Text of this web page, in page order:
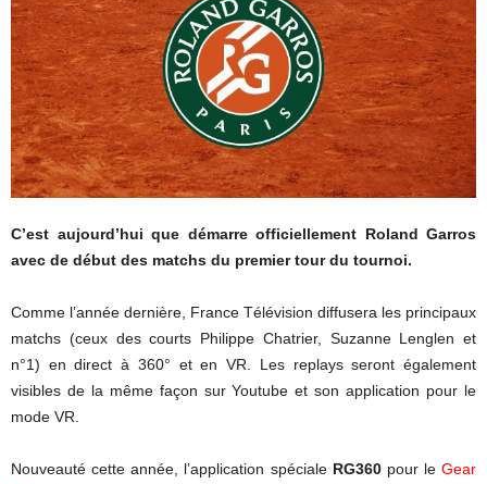
C’est aujourd’hui que démarre officiellement Roland Garros
avec de début des matchs du premier tour du tournoi.
Comme l’année dernière, France Télévision diffusera les principaux
matchs (ceux des courts Philippe Chatrier, Suzanne Lenglen et
n°1) en direct à 360° et en VR. Les replays seront également
visibles de la même façon sur Youtube et son application pour le
mode VR.
Nouveauté cette année, l’application spéciale RG360pour le Gear